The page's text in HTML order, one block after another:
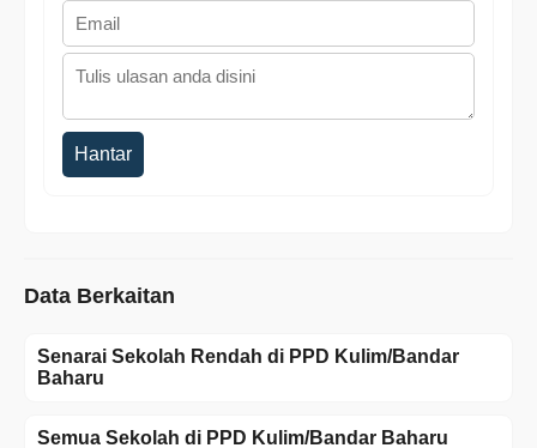
Hantar
Data Berkaitan
Senarai Sekolah Rendah di PPD Kulim/Bandar
Baharu
Semua Sekolah di PPD Kulim/Bandar Baharu